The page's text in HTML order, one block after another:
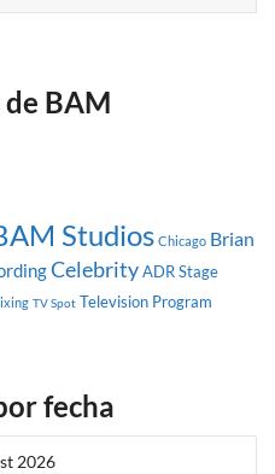
BAM
Studios Chicago Brian
CelebrityADR Stage
TV Spot Television Program
fecha
2026